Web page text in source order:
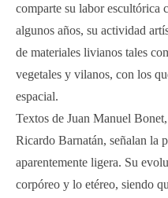
comparte su labor escultórica
algunos años, su actividad
de materiales livianos tales
vegetales y vilanos, con los
espacial.
Textos de Juan Manuel
Ricardo Barnatán, señalan la
aparentemente ligera. Su
corpóreo y lo etéreo, siendo